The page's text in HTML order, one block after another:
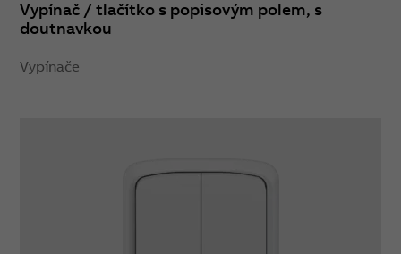
Vypínač / tlačítko s popisovým polem, s
doutnavkou
Vypínače